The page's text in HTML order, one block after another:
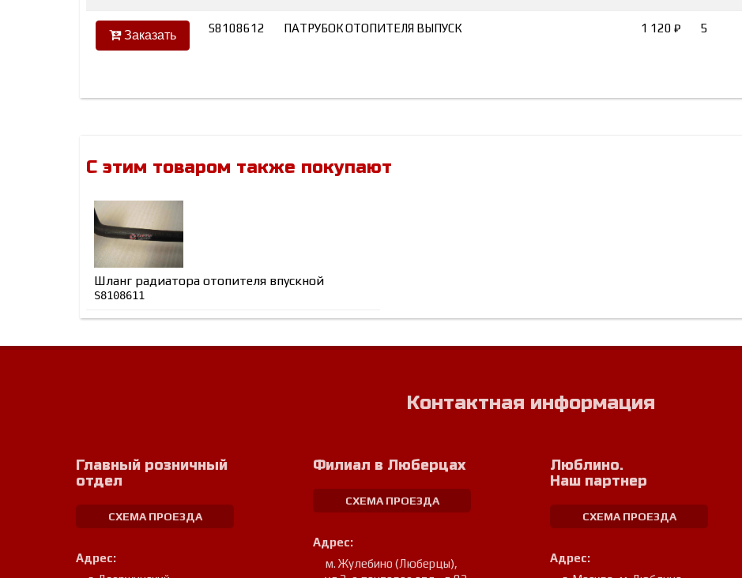
Заказать
S8108612 ПАТРУБОК ОТОПИТЕЛЯ ВЫПУСК 1 120 ₽ 5
С этим товаром также покупают
Шланг радиатора отопителя впускной
S8108611
Контактная информация
Главный розничный
отдел
СХЕМА ПРОЕЗДА
Адрес:
Филиал в Люберцах
СХЕМА ПРОЕЗДА
Адрес:
м. Жулебино (Люберцы),
Люблино.
Наш партнер
СХЕМА ПРОЕЗДА
Адрес: